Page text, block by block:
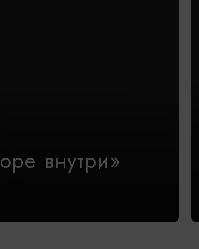
внутри»